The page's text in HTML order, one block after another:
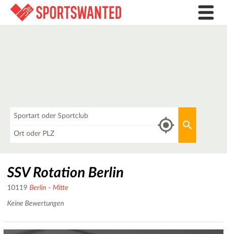
SSV Rotation Berlin
10119 Berlin - Mitte
Keine Bewertungen